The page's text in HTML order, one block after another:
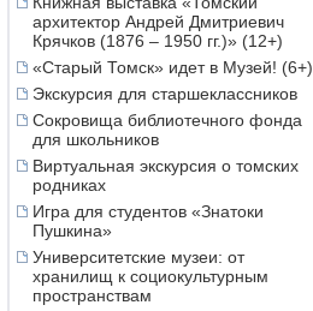
архитектор Андрей Дмитриевич
Крячков (1876 – 1950 гг.)» (12+)
«Старый Томск» идет в Музей! (6+)
Экскурсия для старшеклассников
Сокровища библиотечного фонда
для школьников
Виртуальная экскурсия о томских
родниках
Игра для студентов «Знатоки
Пушкина»
Университетские музеи: от
хранилищ к социокультурным
пространствам